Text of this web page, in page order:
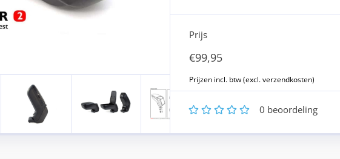
Prijs
€99,95
5
4
3
2 0 beoordeling